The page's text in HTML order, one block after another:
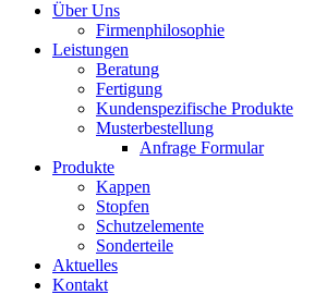
Über Uns
Firmenphilosophie
Leistungen
Beratung
Fertigung
Kundenspezifische Produkte
Musterbestellung
Anfrage Formular
Produkte
Kappen
Stopfen
Schutzelemente
Sonderteile
Aktuelles
Kontakt